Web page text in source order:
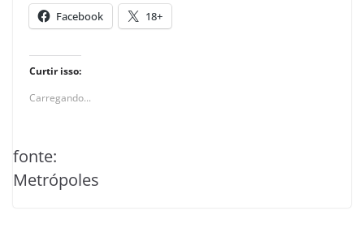
Facebook 18+
Curtir isso:
Carregando...
fonte:
Metrópoles